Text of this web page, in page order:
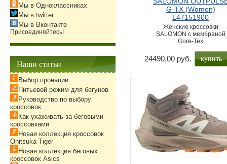
G-TX (Women)
L47151900
Женские кроссовки
SALOMON с мембраной
Gore-Tex
24490,00 руб. купить
Мы в Одноклассниках
Мы в twitter
Мы в Вконтакте
Присоединяйтесь!
Наши статьи
Выбор пронации
Питьевой режим для бегунов
Руководство по выбору
кроссовок
Как ухаживать за беговыми
кроссовками
Новая коллекция кроссовок
Onitsuka Tiger
Новая коллекция беговых
кроссовок Asics